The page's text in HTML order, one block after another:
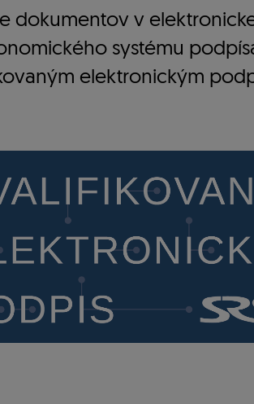
dokumentov v
systému
elektronickým